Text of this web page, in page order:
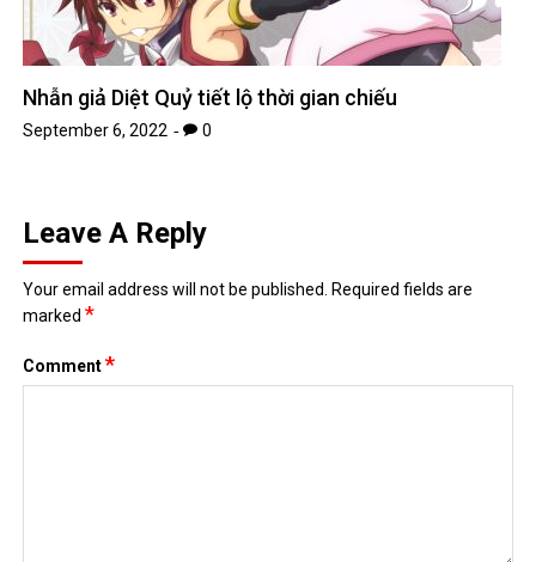
Nhẫn giả Diệt Quỷ tiết lộ thời gian chiếu
September 6, 2022 0
Leave A Reply
Your email address will not be published.
Required fields are
marked*
Comment*